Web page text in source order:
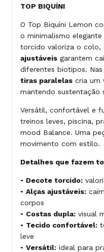
TOP BIQUÍNI
O Top Biquíni Lemon
o minimalismo
torcido valoriza o colo,
ajustáveis garantem
diferentes biotipos.
tiras paralelas cria um
mantendo sustentação
Versátil, confortável e
treinos leves, piscina,
mood Balance. Uma
movimento com estilo.
Detalhes que fazem
• Decote torcido:
• Alças ajustáveis:
corpos
• Costas dupla: visual
• Tecido confortável:
leve
• Versátil: ideal para